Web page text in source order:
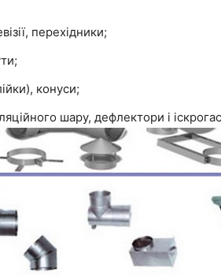
перехідники;
конуси;
шару, дефлектори і